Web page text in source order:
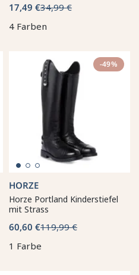
17,49 €34,99 €
4 Farben
-49%
HORZE
Horze Portland Kinderstiefel
mit Strass
60,60 €119,99 €
1 Farbe